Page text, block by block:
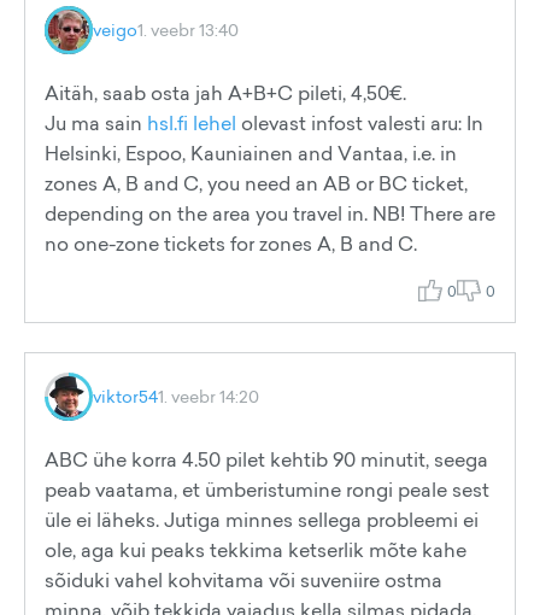
veigo1. veebr 13:40
Aitäh, saab osta jah A+B+C pileti, 4,50€.
Ju ma sain hsl.fi lehel olevast infost valesti aru: In
Helsinki, Espoo, Kauniainen and Vantaa, i.e. in
zones A, B and C, you need an AB or BC ticket,
depending on the area you travel in. NB! There are
no one-zone tickets for zones A, B and C.
0 0
viktor541. veebr 14:20
ABC ühe korra 4.50 pilet kehtib 90 minutit, seega
peab vaatama, et ümberistumine rongi peale sest
üle ei läheks. Jutiga minnes sellega probleemi ei
ole, aga kui peaks tekkima ketserlik mõte kahe
sõiduki vahel kohvitama või suveniire ostma